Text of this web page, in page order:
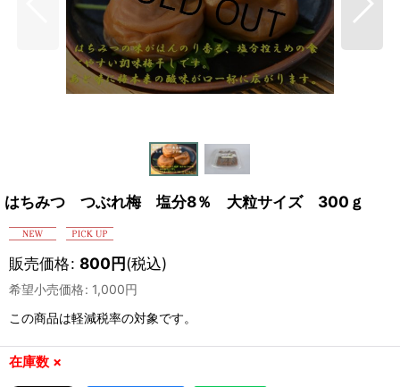
はちみつ つぶれ梅 塩分8％ 大粒サイズ 300ｇ
販売価格: 800円(税込)
希望小売価格: 1,000円
この商品は軽減税率の対象です。
在庫数 ×